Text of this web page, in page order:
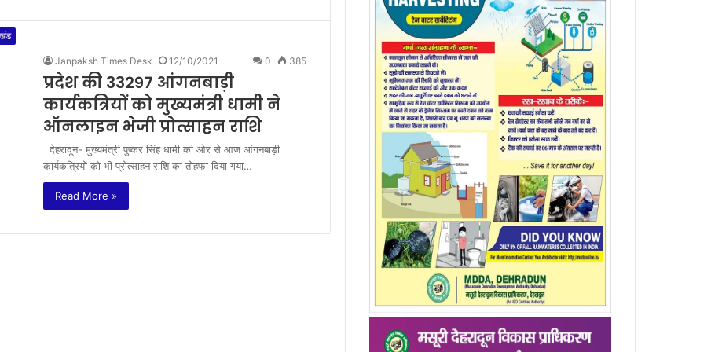
Janpaksh Times Desk 12/10/2021 0 385
प्रदेश की 33297 आंगनबाड़ी
कार्यकत्रियों को मुख्यमंत्री धामी ने
ऑनलाइन भेजी प्रोत्साहन राशि
देहरादून- मुख्यमंत्री पुष्कर सिंह धामी की ओर से आज आंगनबाड़ी
कार्यकत्रियों को भी प्रोत्साहन राशि का तोहफा दिया गया…
Read More »